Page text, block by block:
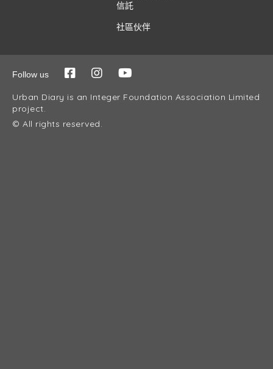
信託
社區伙伴
Follow us
Urban Diary is an Integer Foundation Association Limited
project.
© All rights reserved.